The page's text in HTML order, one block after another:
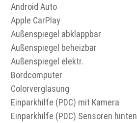
Android Auto
Apple CarPlay
Außenspiegel abklappbar
Außenspiegel beheizbar
Außenspiegel elektr.
Bordcomputer
Colorverglasung
Einparkhilfe (PDC) mit Kamera
Einparkhilfe (PDC) Sensoren hinten